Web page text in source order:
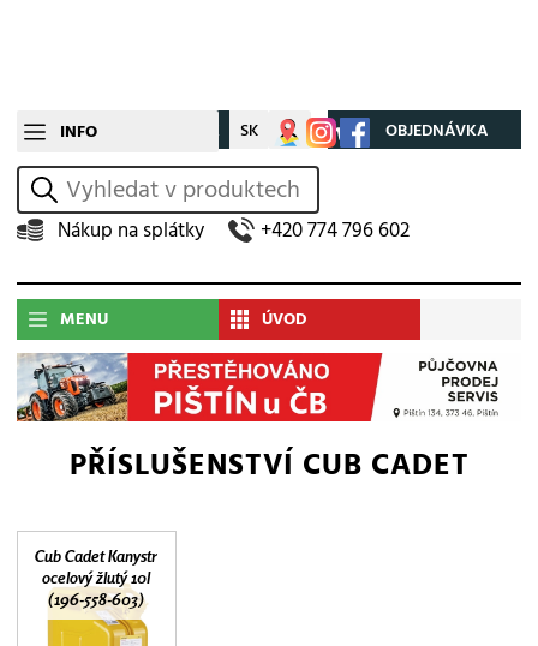
INFO CZ SK Můj účet OBJEDNÁVKA
vyhledat
Nákup na splátky +420 774 796 602
MENU ÚVOD
PŘÍSLUŠENSTVÍ CUB CADET
Cub Cadet Kanystr
ocelový žlutý 10l
(196-558-603)